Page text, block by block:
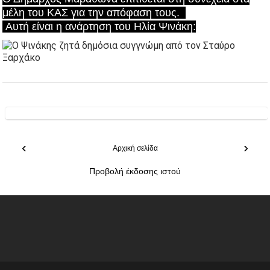
μέλη του ΚΑΣ για την απόφαση τους.
Αυτή είναι η ανάρτηση του Ηλία Ψινάκη:
‹ ›
Αρχική σελίδα
Προβολή έκδοσης ιστού